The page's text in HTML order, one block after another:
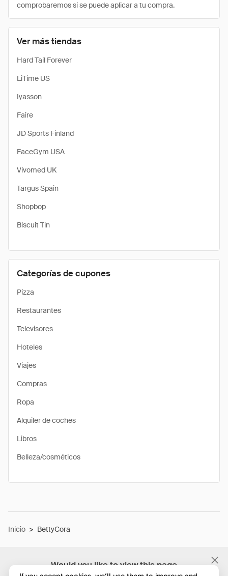
Would you like to view this page
Ver más tiendas
Hard Tail Forever
LiTime US
Iyasson
Faire
JD Sports Finland
FaceGym USA
Vivomed UK
Targus Spain
Shopbop
Biscuit Tin
Categorías de cupones
Pizza
Restaurantes
Televisores
Hoteles
Viajes
Compras
Ropa
Alquiler de coches
Libros
Belleza/cosméticos
comprobaremos si se puede aplicar a tu compra.
Inicio > BettyCora